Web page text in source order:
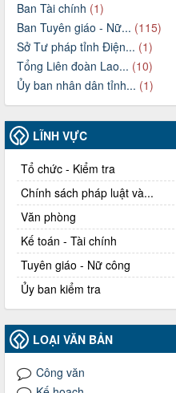
Ban Tài chính (1)
Ban Tuyên giáo - Nữ... (115)
Sở Tư pháp tỉnh Điện... (1)
Tổng Liên đoàn Lao... (10)
Ủy ban nhân dân tỉnh... (1)
LĨNH VỰC
Tổ chức - Kiểm tra
Chính sách pháp luật và...
Văn phòng
Kế toán - Tài chính
Tuyên giáo - Nữ công
Ủy ban kiểm tra
LOẠI VĂN BẢN
Công văn